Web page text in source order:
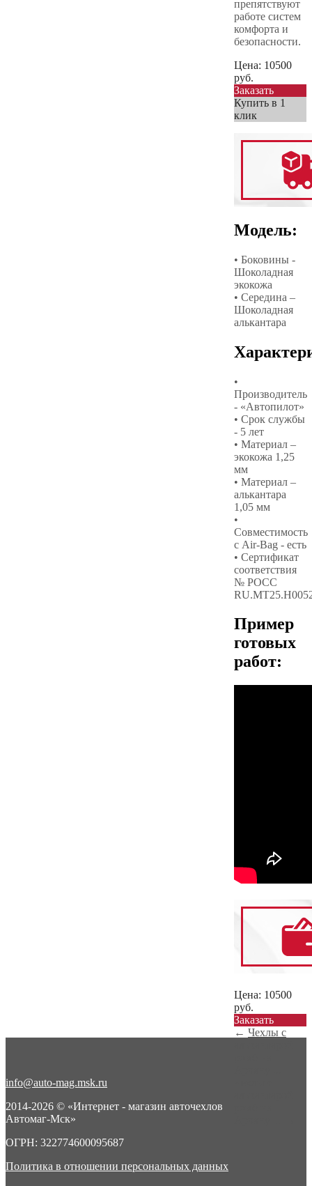
препятствуют
работе систем
комфорта и
безопасности.
Цена: 10500
руб.
Заказать
Купить в 1
клик
Модель:
• Боковины -
Шоколадная
экокожа
• Середина –
Шоколадная
алькантара
•
Производитель
- «Автопилот»
• Срок службы
- 5 лет
• Материал –
экокожа 1,25
мм
• Материал –
алькантара
1,05 мм
•
Совместимость
с Air-Bag - есть
• Сертификат
соответствия
№ РОСС
Пример
готовых
работ:
Цена: 10500
руб.
Заказать
← Чехлы с
info@auto-mag.msk.ru
2014-2026 © «Интернет - магазин авточехлов
Автомаг-Мск»
ОГРН: 322774600095687
Политика в отношении персональных данных